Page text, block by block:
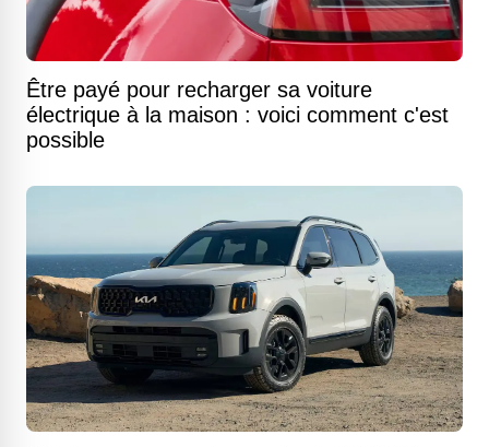
Être payé pour recharger sa voiture
électrique à la maison : voici comment c'est
possible